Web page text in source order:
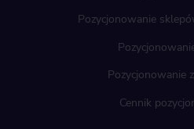
Pozycjonowanie
Pozycjonowanie
Cennik